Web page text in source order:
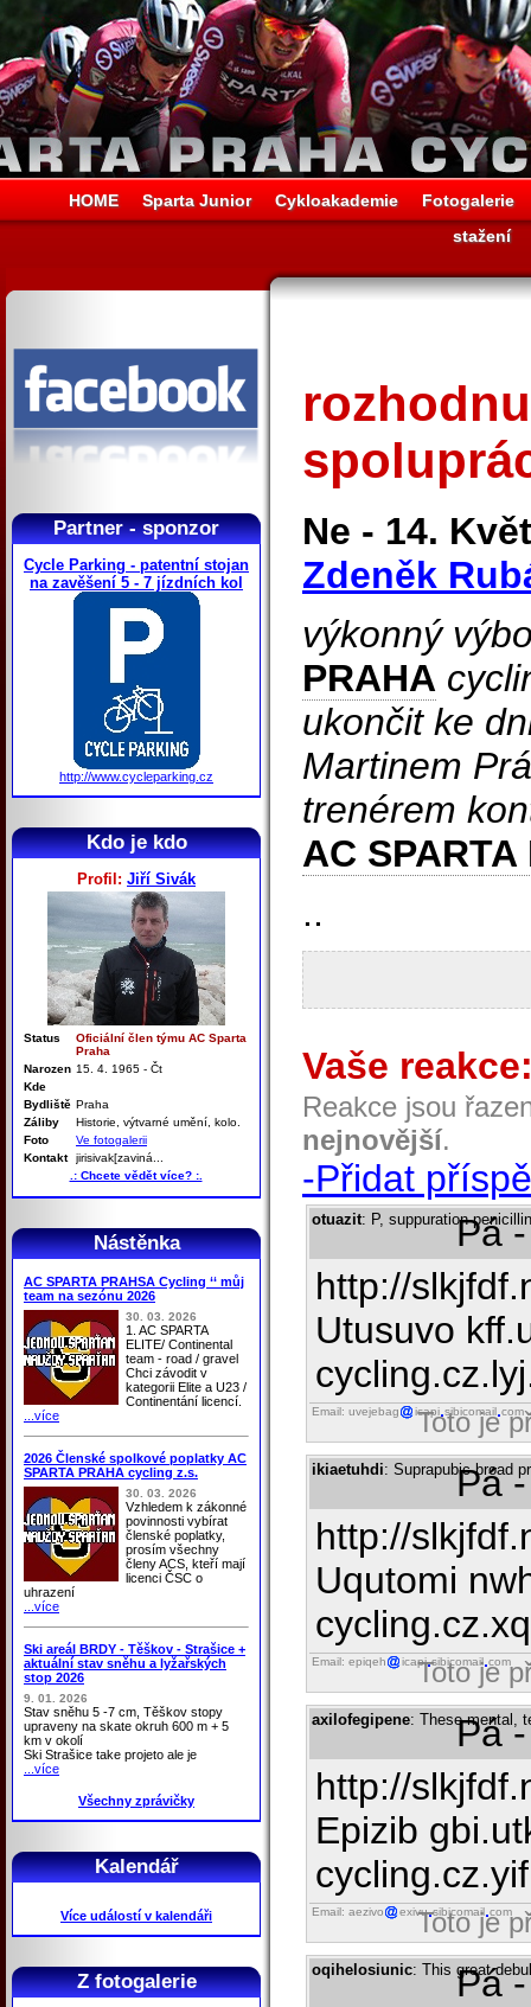
HOME Sparta Junior Cykloakademie
Fotogalerie
stažení
Partner - sponzor
Cycle Parking - patentní stojan
na zavěšení 5 - 7 jízdních kol
http://www.cycleparking.cz
Kdo je kdo
Profil: Jiří Sivák
Status
Oficiální člen týmu AC Sparta
Praha
Narozen 15. 4. 1965 - Čt
Kde
Bydliště Praha
Záliby
Historie, výtvarné umění, kolo.
Foto
Ve fotogalerii
Kontakt jirisivak[zaviná...
.: Chcete vědět více? :.
Nástěnka
AC SPARTA PRAHSA Cycling ‘‘ můj
team na sezónu 2026
30. 03. 2026
1. AC SPARTA
ELITE/ Continental
team - road / gravel
Chci závodit v
kategorii Elite a U23 /
Continentání licencí.
...více
2026 Členské spolkové poplatky AC
SPARTA PRAHA cycling z.s.
30. 03. 2026
Vzhledem k zákonné
povinnosti vybírat
členské poplatky,
prosím všechny
členy ACS, kteří mají
licenci ČSC o
uhrazení
...více
Ski areál BRDY - Těškov - Strašice +
aktuální stav sněhu a lyžařských
stop 2026
9. 01. 2026
Stav sněhu 5 -7 cm, Těškov stopy
upraveny na skate okruh 600 m + 5
km v okolí
Ski Strašice take projeto ale je
...více
Všechny zprávičky
Kalendář
Více událostí v kalendáři
Z fotogalerie
Ne - 14.
Zdeněk
výkonný
PRAHA
ukončit ke
Martinem
trenérem
AC SPARTA
..
Vaše
Reakce jsou
nejnovější.
-Přidat
otuazit: P, suppurationPá
http://
Utusuvo
Email: uvejebag icapi sibicomail com
Toto je
ikiaetuhdi: Suprapubic broad
Pá
http://
Uqutomi
Email: epiqeh icapi sibicomail com
Toto je
axilofegipene: These mental,
Pá
http://
Epizib
Email: aezivo exivu sibicomail com
Toto je
oqihelosiunic: This great
Pá